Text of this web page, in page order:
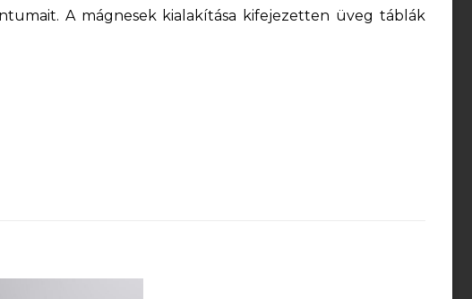
A mágnesek kialakítása kifejezetten üveg táblák